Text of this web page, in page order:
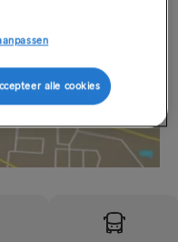
alle cookies